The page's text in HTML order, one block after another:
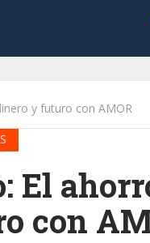
y futuro con AMOR
El
con